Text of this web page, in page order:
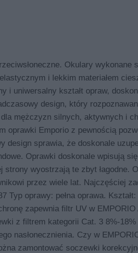
Okulary wykonane
i lekkim materiałem
i uniwersalny kształt opraw,
design, który
mężczyzn silnych, aktywnych i
oprawki Emporio z pewnością
design sprawia, że doskonale
Oprawki doskonale wpisują
wyostrzają te zbyt łagodne.
przez wiele lat. Najczęściej
Typ oprawy: pełna oprawa.
zapewnia filtr UV w EMPORIO
z filtrem kategorii Cat. 3 8%-
nasłonecznienia. Czy w
zamontować soczewki